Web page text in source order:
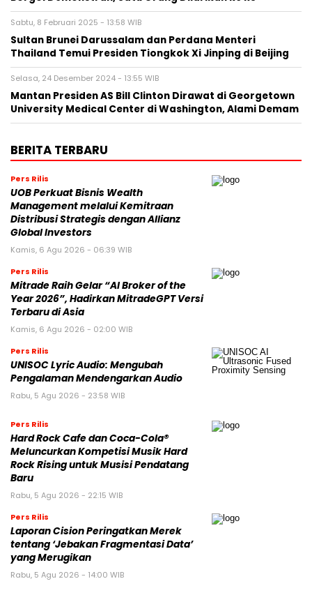
Sabtu, 8 Februari 2025 - 13:58 WIB
Sultan Brunei Darussalam dan Perdana Menteri
Thailand Temui Presiden Tiongkok Xi Jinping di Beijing
Selasa, 24 Desember 2024 - 13:55 WIB
Mantan Presiden AS Bill Clinton Dirawat di Georgetown
University Medical Center di Washington, Alami Demam
BERITA TERBARU
Pers Rilis
UOB Perkuat Bisnis Wealth
Management melalui Kemitraan
Distribusi Strategis dengan Allianz
Global Investors
Kamis, 6 Agu 2026 - 06:39 WIB
Pers Rilis
Mitrade Raih Gelar “AI Broker of the
Year 2026”, Hadirkan MitradeGPT Versi
Terbaru di Asia
Kamis, 6 Agu 2026 - 02:00 WIB
Pers Rilis
UNISOC Lyric Audio: Mengubah
Pengalaman Mendengarkan Audio
Rabu, 5 Agu 2026 - 23:58 WIB
Pers Rilis
Hard Rock Cafe dan Coca-Cola®
Meluncurkan Kompetisi Musik Hard
Rock Rising untuk Musisi Pendatang
Baru
Rabu, 5 Agu 2026 - 22:15 WIB
Pers Rilis
Laporan Cision Peringatkan Merek
tentang ‘Jebakan Fragmentasi Data’
yang Merugikan
Rabu, 5 Agu 2026 - 14:00 WIB